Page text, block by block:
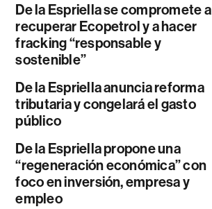
De la Espriella se compromete a
recuperar Ecopetrol y a hacer
fracking “responsable y
sostenible”
De la Espriella anuncia reforma
tributaria y congelará el gasto
público
De la Espriella propone una
“regeneración económica” con
foco en inversión, empresa y
empleo